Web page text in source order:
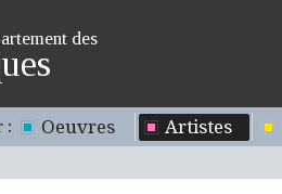
des
: Oeuvres Artistes